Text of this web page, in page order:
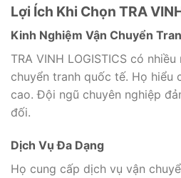
Lợi Ích Khi Chọn TRA
Kinh Nghiệm Vận Chuyển
TRA VINH LOGISTICS có
chuyển tranh quốc tế. Họ hiểu
cao. Đội ngũ chuyên nghiệp
đối.
Dịch Vụ Đa Dạng
Họ cung cấp dịch vụ vận